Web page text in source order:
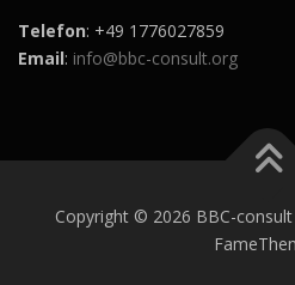
Telefon: +49 1776027859
Email: info@bbc-consult.org
Copyright © 2026 BBC-consult